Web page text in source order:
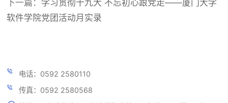
下一篇： 学习贯彻十九大 不忘初心跟党走——厦门大学
软件学院党团活动月实录
电话：0592 2580110
传真：0592 2580568